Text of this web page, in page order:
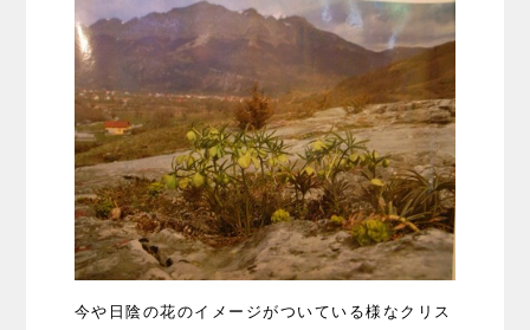
今や日陰の花のイメージがついている様なクリス